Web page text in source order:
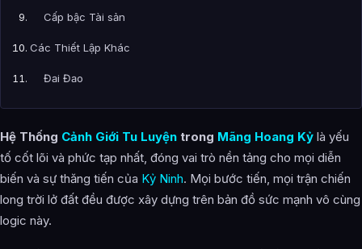
Cấp bậc Tài sản
Các Thiết Lập Khác
Đại Đạo
Thiên Đạo
Hỗn Độn Thiên Đạo
Hỗn Độn Chi Lực
Quy Tắc
Mệnh Vận Hải Dương
Hệ Thống Cảnh Giới Tu Luyện trong Mãng Hoang Kỷ là yếu
tố cốt lõi và phức tạp nhất, đóng vai trò nền tảng cho mọi diễn
biến và sự thăng tiến của Kỷ Ninh. Mọi bước tiến, mọi trận chiến
long trời lở đất đều được xây dựng trên bản đồ sức mạnh vô cùng
logic này.